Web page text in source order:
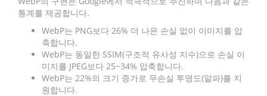
통계를 제공합니다.
WebP는 PNG보다 26% 더 나은 손실 없이 이미지를 압
축합니다.
WebP는 동일한 SSIM(구조적 유사성 지수)으로 손실 이
미지를 JPEG보다 25~34% 압축합니다.
WebP는 22%의 크기 증가로 무손실 투명도(알파)를 지
원합니다.